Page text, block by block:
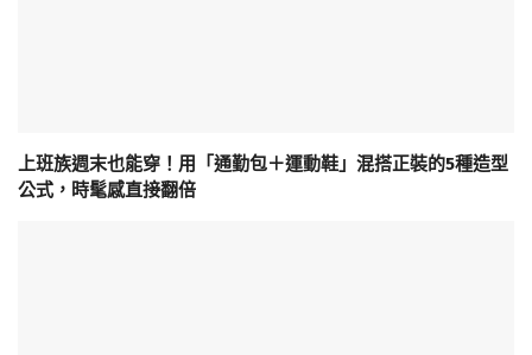
上班族週末也能穿！用「通勤包＋運動鞋」混搭正裝的5種造型
公式，時髦感直接翻倍